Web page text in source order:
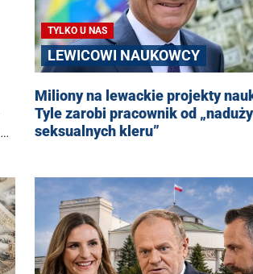
TYLKO U NAS
LEWICOWI NAUKOWCY
Miliony na lewackie projekty
Tyle zarobi pracownik od
seksualnych kleru”